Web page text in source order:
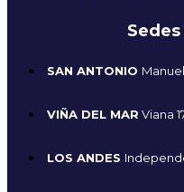
SAN ANTONIO
VIÑA DEL MAR Viana
LOS ANDES